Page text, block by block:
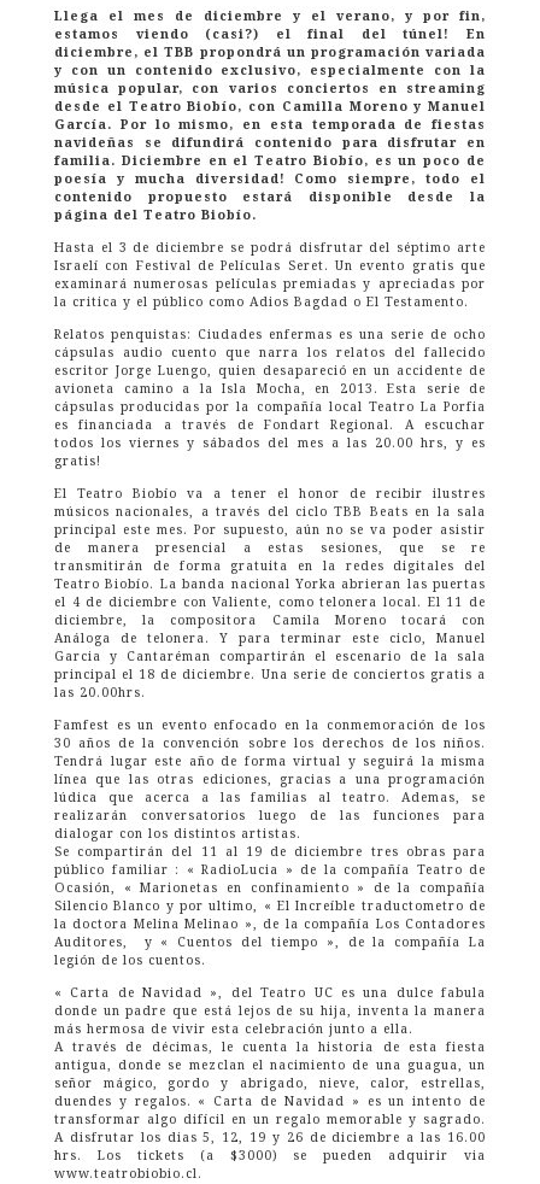
Llega el mes de diciembre y el verano, y por fin,
estamos viendo (casi?) el final del túnel! En
diciembre, el TBB propondrá un programación variada
y con un contenido exclusivo, especialmente con la
música popular, con varios conciertos en streaming
desde el Teatro Biobío, con Camilla Moreno y Manuel
García. Por lo mismo, en esta temporada de fiestas
navideñas se difundirá contenido para disfrutar en
familia. Diciembre en el Teatro Biobío, es un poco de
poesía y mucha diversidad! Como siempre, todo el
contenido propuesto estará disponible desde la
página del Teatro Biobío.
Hasta el 3 de diciembre se podrá disfrutar del séptimo arte
Israelí con Festival de Películas Seret. Un evento gratis que
examinará numerosas películas premiadas y apreciadas por
la critica y el público como Adios Bagdad o El Testamento.
Relatos penquistas: Ciudades enfermas es una serie de ocho
cápsulas audio cuento que narra los relatos del fallecido
escritor Jorge Luengo, quien desapareció en un accidente de
avioneta camino a la Isla Mocha, en 2013. Esta serie de
cápsulas producidas por la compañía local Teatro La Porfia
es financiada a través de Fondart Regional. A escuchar
todos los viernes y sábados del mes a las 20.00 hrs, y es
gratis!
El Teatro Biobío va a tener el honor de recibir ilustres
músicos nacionales, a través del ciclo TBB Beats en la sala
principal este mes. Por supuesto, aún no se va poder asistir
de manera presencial a estas sesiones, que se re
transmitirán de forma gratuita en la redes digitales del
Teatro Biobío. La banda nacional Yorka abrieran las puertas
el 4 de diciembre con Valiente, como telonera local. El 11 de
diciembre, la compositora Camila Moreno tocará con
Análoga de telonera. Y para terminar este ciclo, Manuel
Garcia y Cantaréman compartirán el escenario de la sala
principal el 18 de diciembre. Una serie de conciertos gratis a
las 20.00hrs.
Famfest es un evento enfocado en la conmemoración de los
30 años de la convención sobre los derechos de los niños.
Tendrá lugar este año de forma virtual y seguirá la misma
línea que las otras ediciones, gracias a una programación
lúdica que acerca a las familias al teatro. Ademas, se
realizarán conversatorios luego de las funciones para
dialogar con los distintos artistas.
Se compartirán del 11 al 19 de diciembre tres obras para
público familiar : « RadioLucia » de la compañía Teatro de
Ocasión, « Marionetas en confinamiento » de la compañía
Silencio Blanco y por ultimo, « El Increíble traductometro de
la doctora Melina Melinao », de la compañía Los Contadores
Auditores, y « Cuentos del tiempo », de la compañía La
legión de los cuentos.
« Carta de Navidad », del Teatro UC es una dulce fabula
donde un padre que está lejos de su hija, inventa la manera
más hermosa de vivir esta celebración junto a ella.
A través de décimas, le cuenta la historia de esta fiesta
antigua, donde se mezclan el nacimiento de una guagua, un
señor mágico, gordo y abrigado, nieve, calor, estrellas,
duendes y regalos. « Carta de Navidad » es un intento de
transformar algo difícil en un regalo memorable y sagrado.
A disfrutar los dias 5, 12, 19 y 26 de diciembre a las 16.00
hrs. Los tickets (a $3000) se pueden adquirir via
www.teatrobiobio.cl.